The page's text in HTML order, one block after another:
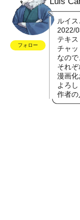
フォロー
ルイス
2022/
テキ
チャ
なの
それぞ
漫画化
よろし
作者